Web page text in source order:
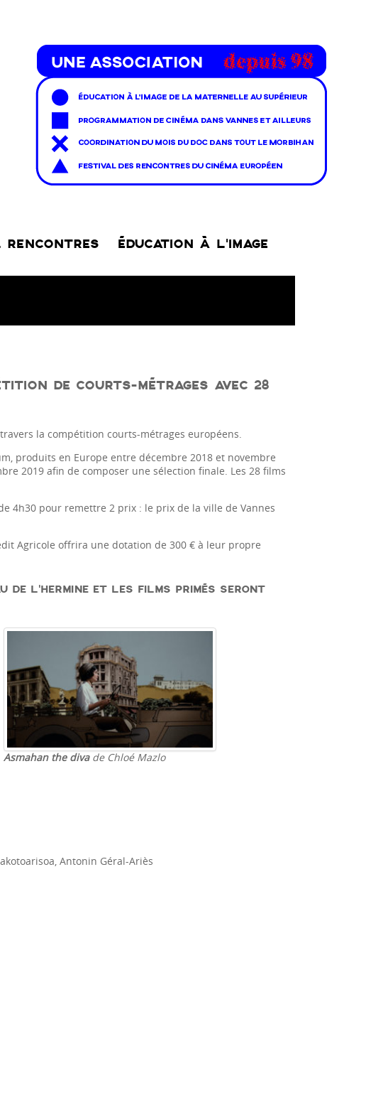
RENCONTRES
ÉDUCATION À L’IMAGE
DE COURTS-MÉTRAGES AVEC 28
la compétition courts-métrages européens.
produits en Europe entre décembre 2018 et novembre
2019 afin de composer une sélection finale. Les 28 films
4h30 pour remettre 2 prix : le prix de la ville de Vannes
Agricole offrira une dotation de 300 € à leur propre
DE L’HERMINE ET LES FILMS PRIMÉS SERONT
Asmahan the divade Chloé Mazlo
Antonin Géral-Ariès